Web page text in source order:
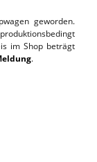
geworden.
im Shop beträgt
.